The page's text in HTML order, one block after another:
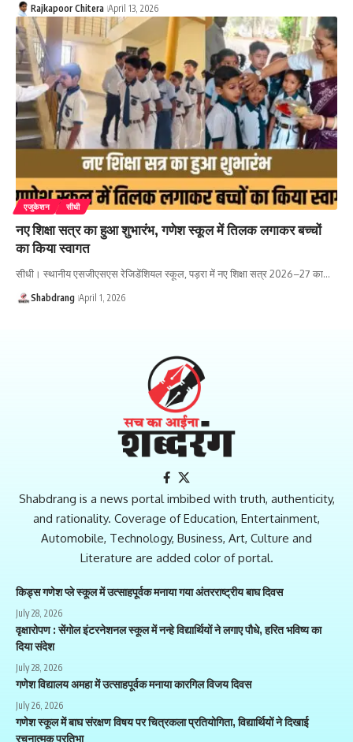
Rajkapoor Chitera April 13, 2026
एजुकेशन सीधी
नए शिक्षा सत्र का हुआ शुभारंभ, गणेश स्कूल में तिलक लगाकर बच्चों
का किया स्वागत
सीधी। स्थानीय एसजीएसएस रेजिडेंशियल स्कूल, पड़रा में नए शिक्षा सत्र 2026–27 का…
Shabdrang April 1, 2026
Shabdrang is a news portal imbibed with truth, authenticity,
and rationality. Coverage of Education, Entertainment,
Automobile, Technology, Business, Art, Culture and
Literature are added color of portal.
किड्स गणेश प्ले स्कूल में उत्साहपूर्वक मनाया गया अंतरराष्ट्रीय बाघ दिवस
July 28, 2026
वृक्षारोपण : सेंगोल इंटरनेशनल स्कूल में नन्हे विद्यार्थियों ने लगाए पौधे, हरित भविष्य का
दिया संदेश
July 28, 2026
गणेश विद्यालय अमहा में उत्साहपूर्वक मनाया कारगिल विजय दिवस
July 26, 2026
गणेश स्कूल में बाघ संरक्षण विषय पर चित्रकला प्रतियोगिता, विद्यार्थियों ने दिखाई
रचनात्मक प्रतिभा